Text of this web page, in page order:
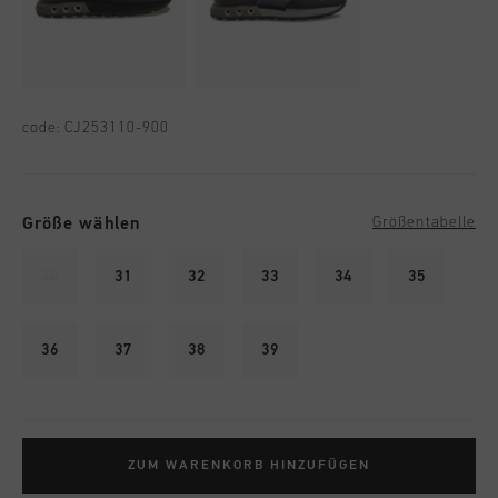
code: CJ253110-900
Größe wählen Größentabelle
31 32 33 34 35
36 37 38 39
ZUM WARENKORB HINZUFÜGEN